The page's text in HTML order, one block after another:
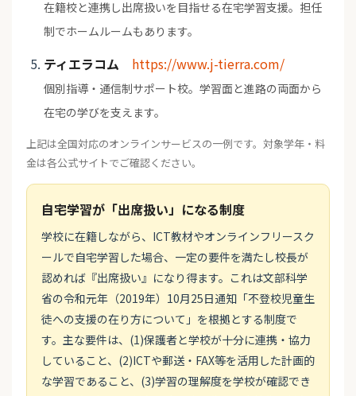
在籍校と連携し出席扱いを目指せる在宅学習支援。担任
制でホームルームもあります。
ティエラコム https://www.j-tierra.com/
個別指導・通信制サポート校。学習面と進路の両面から
在宅の学びを支えます。
上記は全国対応のオンラインサービスの一例です。対象学年・料
金は各公式サイトでご確認ください。
自宅学習が「出席扱い」になる制度
学校に在籍しながら、ICT教材やオンラインフリースク
ールで自宅学習した場合、一定の要件を満たし校長が
認めれば『出席扱い』になり得ます。これは文部科学
省の令和元年（2019年）10月25日通知「不登校児童生
徒への支援の在り方について」を根拠とする制度で
す。主な要件は、(1)保護者と学校が十分に連携・協力
していること、(2)ICTや郵送・FAX等を活用した計画的
な学習であること、(3)学習の理解度を学校が確認でき